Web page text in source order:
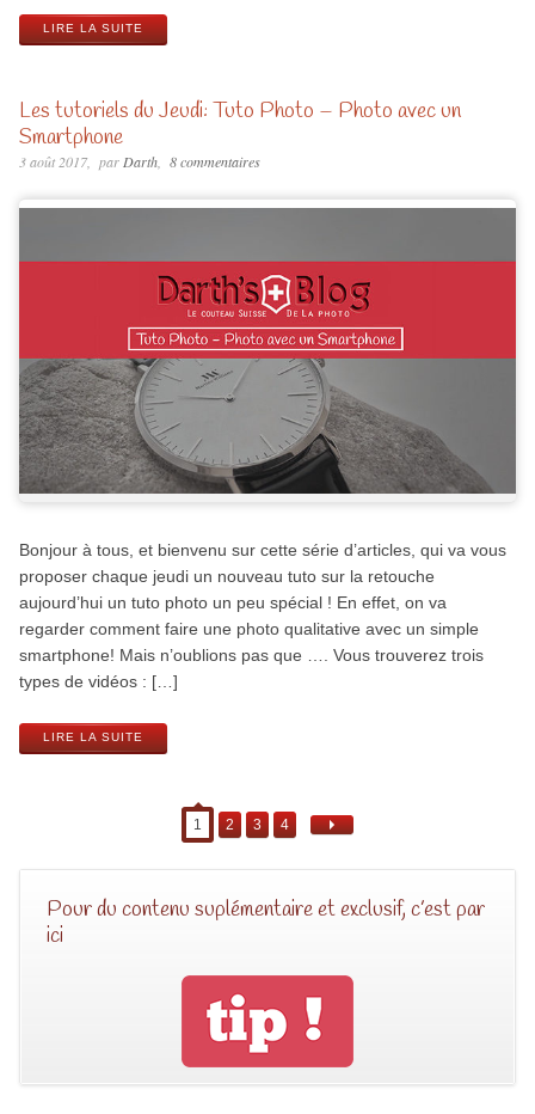
LIRE LA SUITE
Les tutoriels du Jeudi: Tuto Photo – Photo avec un
Smartphone
3 août 2017 parDarth 8 commentaires
Bonjour à tous, et bienvenu sur cette série d’articles, qui va vous
proposer chaque jeudi un nouveau tuto sur la retouche
aujourd’hui un tuto photo un peu spécial ! En effet, on va
regarder comment faire une photo qualitative avec un simple
smartphone! Mais n’oublions pas que …. Vous trouverez trois
types de vidéos : […]
LIRE LA SUITE
1 2 3 4
Pour du contenu suplémentaire et exclusif, c’est par
ici